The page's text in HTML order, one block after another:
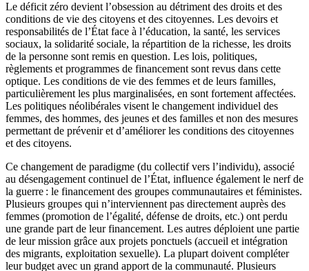
Le déficit zéro devient l’obsession au détriment des droits et des
conditions de vie des citoyens et des citoyennes. Les devoirs et
responsabilités de l’État face à l’éducation, la santé, les services
sociaux, la solidarité sociale, la répartition de la richesse, les droits
de la personne sont remis en question. Les lois, politiques,
règlements et programmes de financement sont revus dans cette
optique. Les conditions de vie des femmes et de leurs familles,
particulièrement les plus marginalisées, en sont fortement affectées.
Les politiques néolibérales visent le changement individuel des
femmes, des hommes, des jeunes et des familles et non des mesures
permettant de prévenir et d’améliorer les conditions des citoyennes
et des citoyens.
Ce changement de paradigme (du collectif vers l’individu), associé
au désengagement continuel de l’État, influence également le nerf de
la guerre : le financement des groupes communautaires et féministes.
Plusieurs groupes qui n’interviennent pas directement auprès des
femmes (promotion de l’égalité, défense de droits, etc.) ont perdu
une grande part de leur financement. Les autres déploient une partie
de leur mission grâce aux projets ponctuels (accueil et intégration
des migrants, exploitation sexuelle). La plupart doivent compléter
leur budget avec un grand apport de la communauté. Plusieurs